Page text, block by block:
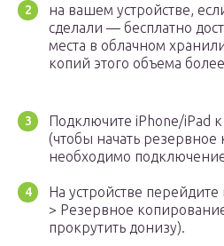
на вашем устройстве,
сделали — бесплатно
места в облачном
копий этого объема
Подключите iPhone/iPad
(чтобы начать резервное
необходимо
На устройстве
> Резервное
прокрутить донизу).